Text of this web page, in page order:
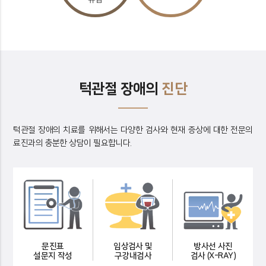
턱관절 장애의 진단
턱관절 장애의 치료를 위해서는 다양한 검사와 현재 증상에 대한 전문의
료진과의 충분한 상담이 필요합니다.
문진표
설문지 작성
임상검사 및
구강내검사
방사선 사진
검사 (X-RAY)